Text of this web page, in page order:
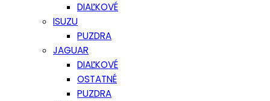
DIAĽKOVÉ
ISUZU
PUZDRA
JAGUAR
DIAĽKOVÉ
OSTATNÉ
PUZDRA